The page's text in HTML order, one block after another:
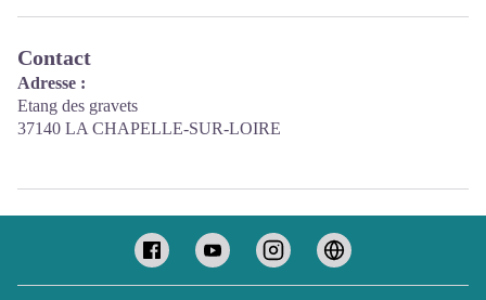
Contact
Adresse :
Etang des gravets
37140 LA CHAPELLE-SUR-LOIRE